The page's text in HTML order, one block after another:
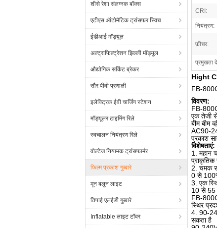
शीसे रेशा संलग्नक बॉक्स
एटीएस ऑटोमैटिक ट्रांसफर स्विच
ईडीआई मॉड्यूल
अल्ट्राफिल्ट्रेशन झिल्ली मॉड्यूल
औद्योगिक सर्किट ब्रेकर
सौर पीवी प्रणाली
इलेक्ट्रिक ईवी चार्जिंग स्टेशन
मॉड्यूलर टाइमिंग रिले
स्वचालन नियंत्रण रिले
वोल्टेज नियामक ट्रांसफार्मर
फिल्म प्रकाश गुब्बारे
मून बलून लाइट
तिपाई एलईडी गुब्बारे
Inflatable लाइट टॉवर
CRI:
नियंत्रण:
फ़ीचर:
प्रमुखता
Hight
FB-
विवरण:
FB-
एक तेजी से
बीम बीम
AC90-
प्रकाश
विशेषताएं:
1. महान
प्राकृतिक
2. चमक
0 से
3. एक
10 से 55
FB-
स्थिर
4. 90-
सकता है